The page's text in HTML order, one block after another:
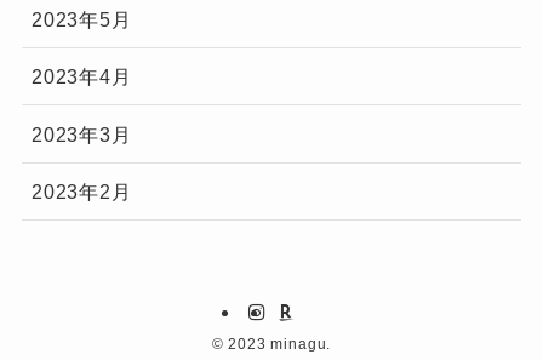
2023年5月
2023年4月
2023年3月
2023年2月
© 2023 minagu.